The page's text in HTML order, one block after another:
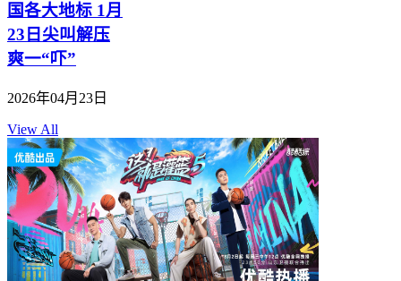
国各大地标 1月
23日尖叫解压
爽一“吓”
2026年04月23日
View All